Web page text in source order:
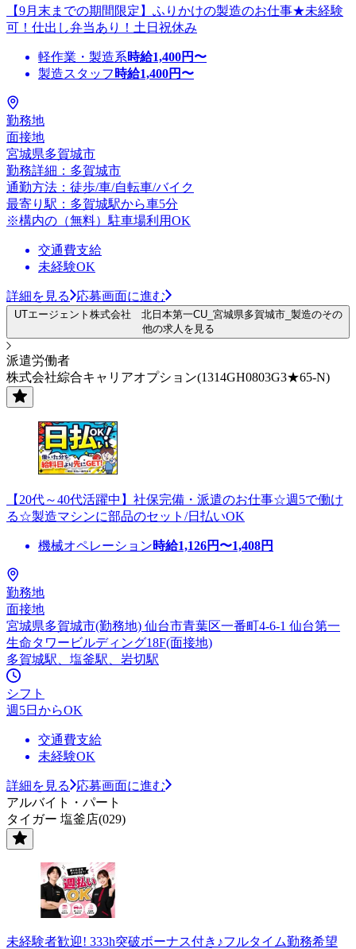
【9月末までの期間限定】ふりかけの製造のお仕事★未経験
可！仕出し弁当あり！土日祝休み
軽作業・製造系時給1,400円〜
製造スタッフ 時給1,400円〜
勤務地
面接地
宮城県多賀城市
勤務詳細：多賀城市
通勤方法：徒歩/車/自転車/バイク
最寄り駅：多賀城駅から車5分
※構内の（無料）駐車場利用OK
交通費支給
未経験OK
詳細を見る 応募画面に進む
UTエージェント株式会社 北日本第一CU_宮城県多賀城市_製造のその
他の求人を見る
派遣労働者
株式会社綜合キャリアオプション(1314GH0803G3★65-N)
【20代～40代活躍中】社保完備・派遣のお仕事☆週5で働け
る☆製造マシンに部品のセット/日払いOK
機械オペレーション時給1,126円〜1,408円
勤務地
面接地
宮城県多賀城市(勤務地) 仙台市青葉区一番町4-6-1 仙台第一
生命タワービルディング18F(面接地)
多賀城駅、塩釜駅、岩切駅
シフト
週5日からOK
交通費支給
未経験OK
詳細を見る
応募画面に進む
アルバイト・パート
タイガー 塩釜店(029)
未経験者歓迎! 333h突破ボーナス付き♪フルタイム勤務希望